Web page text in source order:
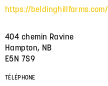
https://beldinghillfarms.com/
404 chemin Ravine
Hampton, NB
E5N 7S9
TÉLÉPHONE